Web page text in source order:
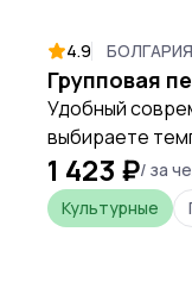
4.9
Удобный
выбираете
организацией.
1 423 ₽/ за
Культурные